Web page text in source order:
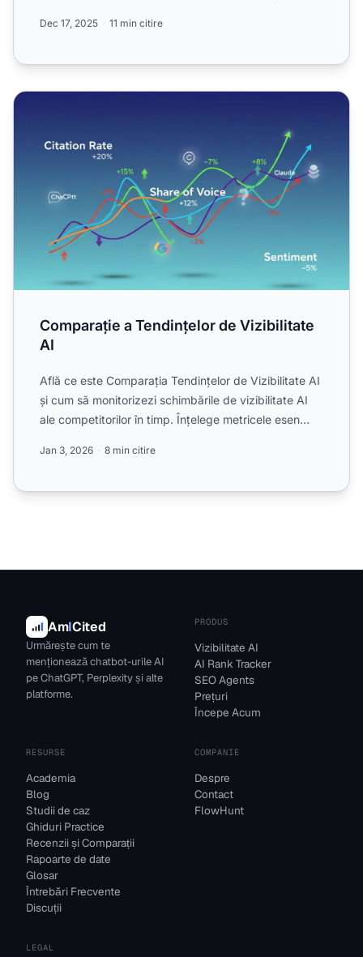
Dec 17, 2025 11 min citire
Comparație a Tendințelor de Vizibilitate AI
Comparație a Tendințelor de Vizibilitate
AI
Află ce este Comparația Tendințelor de Vizibilitate AI
și cum să monitorizezi schimbările de vizibilitate AI
ale competitorilor în timp. Înțelege metricele esen...
Jan 3, 2026 8 min citire
AmICited
Urmărește cum te
menționează chatbot-urile AI
pe ChatGPT, Perplexity și alte
platforme.
PRODUS
Vizibilitate AI
AI Rank Tracker
SEO Agents
Prețuri
Începe Acum
RESURSE
Academia
Blog
Studii de caz
Ghiduri Practice
Recenzii și Comparații
Rapoarte de date
Glosar
Întrebări Frecvente
Discuții
COMPANIE
Despre
Contact
FlowHunt
LEGAL